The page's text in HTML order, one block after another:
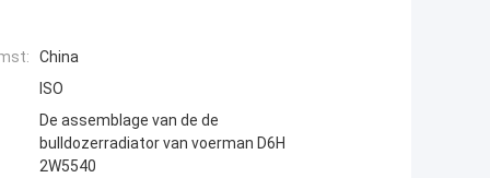
China
ISO
De assemblage van de de
bulldozerradiator van voerman D6H
2W5540